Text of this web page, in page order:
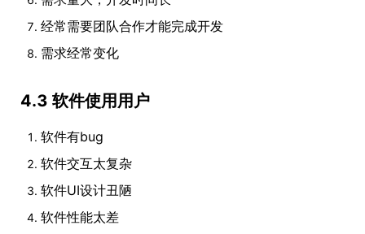
经常需要团队合作才能完成开发
需求经常变化
4.3 软件使用用户
软件有bug
软件交互太复杂
软件UI设计丑陋
软件性能太差